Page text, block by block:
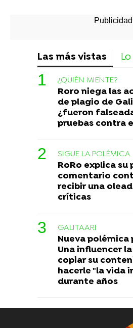
Las más vistas
¿QUIÉN MIENTE?
Roro niega las
de plagio de
¿fueron
pruebas contra
SIGUE LA POLÉMICA
RoRo explica su
comentario
recibir una
críticas
GALITAARI
Nueva polémica
Una influencer
copiar su
hacerle "la vida
durante años